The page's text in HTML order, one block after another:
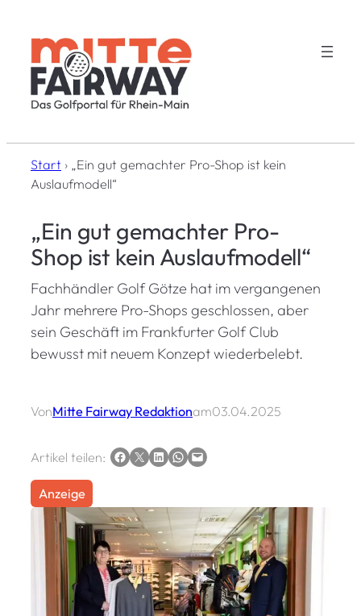
Inhalt
springen
Start › „Ein gut gemachter Pro-Shop ist kein
Auslaufmodell“
„Ein gut gemachter Pro-
Shop ist kein Auslaufmodell“
Fachhändler Golf Götze hat im vergangenen
Jahr mehrere Pro-Shops geschlossen, aber
sein Geschäft im Frankfurter Golf Club
bewusst mit neuem Konzept wiederbelebt.
VonMitte Fairway Redaktionam03.04.2025
Artikel teilen: Auf Facebook teilenAuf X teilenAuf LinkedIn teilenVia WhatsApp teilenVia E-Mail teilen
Anzeige